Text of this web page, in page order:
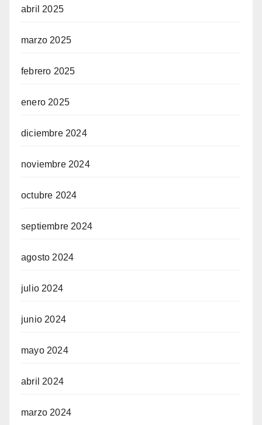
abril 2025
marzo 2025
febrero 2025
enero 2025
diciembre 2024
noviembre 2024
octubre 2024
septiembre 2024
agosto 2024
julio 2024
junio 2024
mayo 2024
abril 2024
marzo 2024